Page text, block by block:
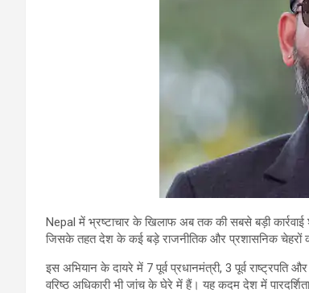
Nepal में भ्रष्टाचार के खिलाफ अब तक की सबसे बड़ी
जिसके तहत देश के कई बड़े राजनीतिक और प्रशासनिक चेहरों की
इस अभियान के दायरे में 7 पूर्व प्रधानमंत्री, 3 पूर्व राष्ट्रपति
वरिष्ठ अधिकारी भी जांच के घेरे में हैं। यह कदम देश में